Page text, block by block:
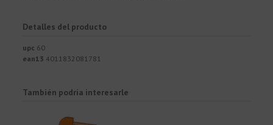
Detalles del producto
upc 60
ean13 4011832081781
También podría interesarle